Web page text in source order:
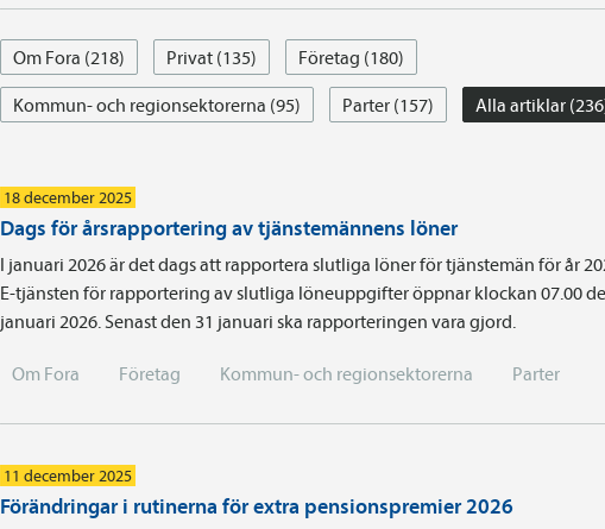
Om Fora (218) Privat (135)
Företag (180)
Kommun- och regionsektorerna (95)
Parter (157) Alla artiklar
18 december 2025
Dags för årsrapportering av tjänstemännens löner
I januari 2026 är det dags att rapportera slutliga löner för tjänstemän för år
E-tjänsten för rapportering av slutliga löneuppgifter öppnar klockan 07.00
januari 2026. Senast den 31 januari ska rapporteringen vara gjord.
Om Fora Företag Kommun- och regionsektorerna Parter
11 december 2025
Förändringar i rutinerna för extra pensionspremier 2026